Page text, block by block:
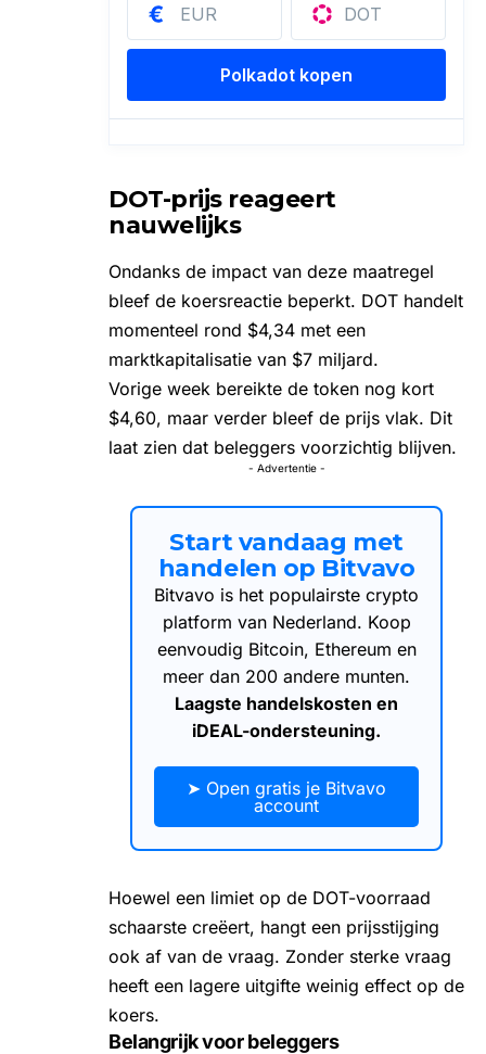
DOT-prijs reageert
nauwelijks
Ondanks de impact van deze maatregel
bleef de koersreactie beperkt. DOT handelt
momenteel rond $4,34 met een
marktkapitalisatie van $7 miljard.
Vorige week bereikte de token nog kort
$4,60, maar verder bleef de prijs vlak. Dit
laat zien dat beleggers voorzichtig blijven.
- Advertentie -
Start vandaag met
handelen op Bitvavo
Bitvavo is het populairste crypto
platform van Nederland. Koop
eenvoudig Bitcoin, Ethereum en
meer dan 200 andere munten.
Laagste handelskosten en
iDEAL-ondersteuning.
➤ Open gratis je Bitvavo
account
Hoewel een limiet op de DOT-voorraad
schaarste creëert, hangt een prijsstijging
ook af van de vraag. Zonder sterke vraag
heeft een lagere uitgifte weinig effect op de
koers.
Belangrijk voor beleggers